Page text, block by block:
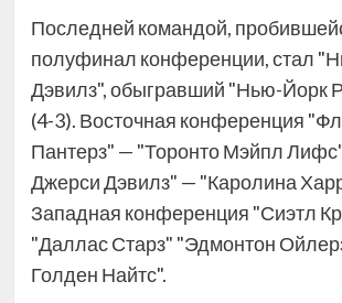
Последней командой,
полуфинал конференции, стал
Дэвилз", обыгравший "Нью-Йорк
(4-3). Восточная конференция
Пантерз" — "Торонто Мэйпл
Джерси Дэвилз" — "Каролина
Западная конференция "Сиэтл
"Даллас Старз" "Эдмонтон
Голден Найтс".